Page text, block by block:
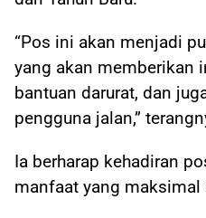
“Pos ini akan menjadi
yang akan memberikan
bantuan darurat, dan
pengguna jalan,”
Ia berharap kehadiran
manfaat yang maksimal